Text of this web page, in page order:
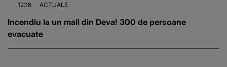
12:18 ACTUALE
Incendiu la un mall din Deva! 300 de persoane
evacuate